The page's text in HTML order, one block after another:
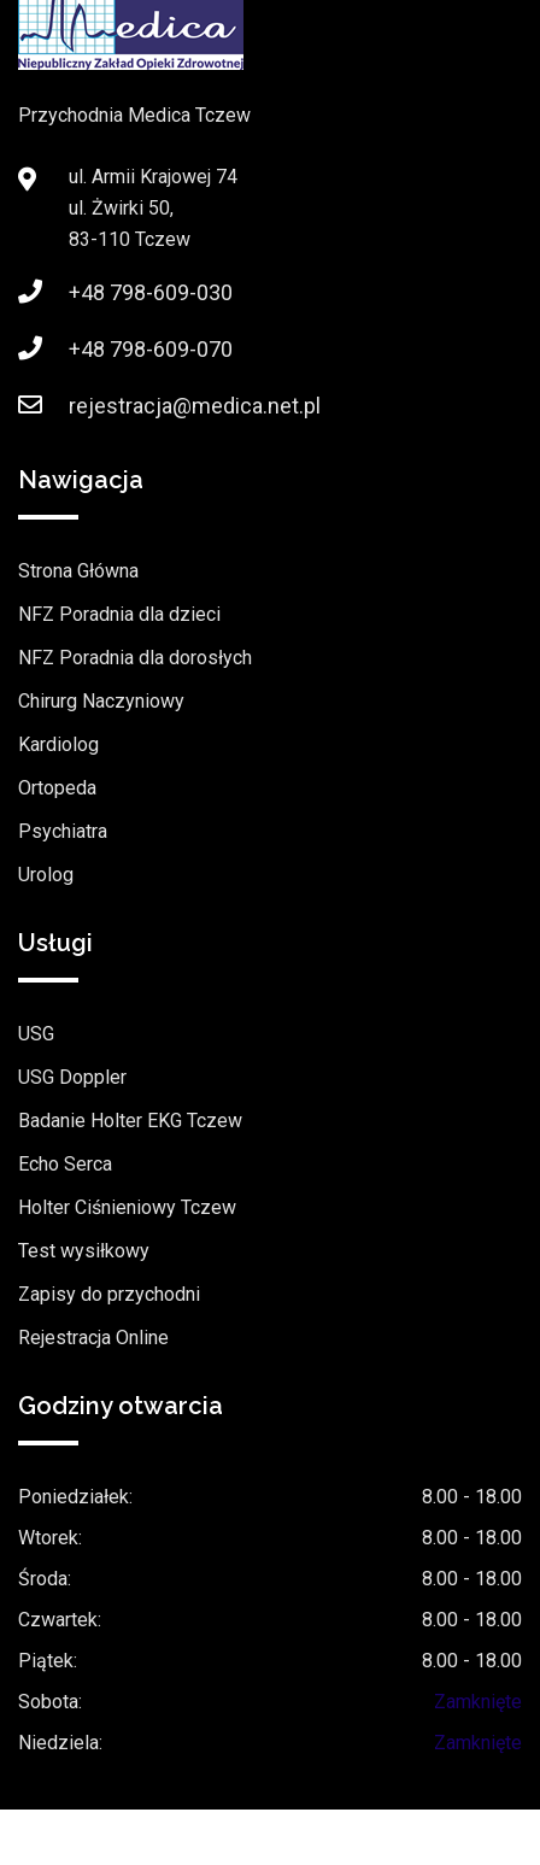
Przychodnia Medica Tczew
ul. Armii Krajowej 74
ul. Żwirki 50,
83-110 Tczew
+48 798-609-030
+48 798-609-070
rejestracja@medica.net.pl
Nawigacja
Strona Główna
NFZ Poradnia dla dzieci
NFZ Poradnia dla dorosłych
Chirurg Naczyniowy
Kardiolog
Ortopeda
Psychiatra
Urolog
Usługi
USG
USG Doppler
Badanie Holter EKG Tczew
Echo Serca
Holter Ciśnieniowy Tczew
Test wysiłkowy
Zapisy do przychodni
Rejestracja Online
Godziny otwarcia
Poniedziałek:
8.00 - 18.00
Wtorek:
8.00 - 18.00
Środa:
8.00 - 18.00
Czwartek:
8.00 - 18.00
Piątek:
8.00 - 18.00
Sobota:
Zamknięte
Niedziela:
Zamknięte